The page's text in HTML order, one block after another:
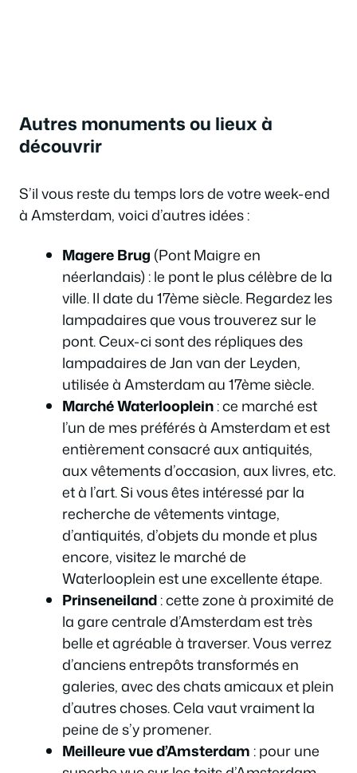
Autres monuments ou lieux à
découvrir
S’il vous reste du temps lors de votre week-end
à Amsterdam, voici d’autres idées :
Magere Brug (Pont Maigre en
néerlandais) : le pont le plus célèbre de la
ville. Il date du 17ème siècle. Regardez les
lampadaires que vous trouverez sur le
pont. Ceux-ci sont des répliques des
lampadaires de Jan van der Leyden,
utilisée à Amsterdam au 17ème siècle.
Marché Waterlooplein: ce marché est
l’un de mes préférés à Amsterdam et est
entièrement consacré aux antiquités,
aux vêtements d’occasion, aux livres, etc.
et à l’art. Si vous êtes intéressé par la
recherche de vêtements vintage,
d’antiquités, d’objets du monde et plus
encore, visitez le marché de
Waterlooplein est une excellente étape.
Prinseneiland: cette zone à proximité de
la gare centrale d’Amsterdam est très
belle et agréable à traverser. Vous verrez
d’anciens entrepôts transformés en
galeries, avec des chats amicaux et plein
d’autres choses. Cela vaut vraiment la
peine de s’y promener.
Meilleure vue d’Amsterdam : pour une